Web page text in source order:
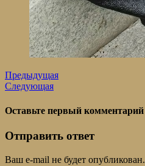
Предыдущая
Следующая
Оставьте первый комментарий
Отправить ответ
Ваш e-mail не будет опубликован.